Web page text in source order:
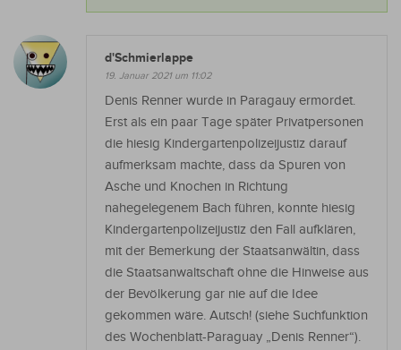
d'Schmierlappe
19. Januar 2021 um 11:02
Denis Renner wurde in Paragauy ermordet.
Erst als ein paar Tage später Privatpersonen
die hiesig Kindergartenpolizeijustiz darauf
aufmerksam machte, dass da Spuren von
Asche und Knochen in Richtung
nahegelegenem Bach führen, konnte hiesig
Kindergartenpolizeijustiz den Fall aufklären,
mit der Bemerkung der Staatsanwältin, dass
die Staatsanwaltschaft ohne die Hinweise aus
der Bevölkerung gar nie auf die Idee
gekommen wäre. Autsch! (siehe Suchfunktion
des Wochenblatt-Paraguay „Denis Renner“).